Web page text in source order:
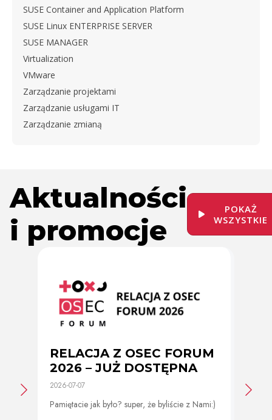
SUSE Container and Application Platform
SUSE Linux ENTERPRISE SERVER
SUSE MANAGER
Virtualization
VMware
Zarządzanie projektami
Zarządzanie usługami IT
Zarządzanie zmianą
Aktualności
i promocje
POKAŻ
WSZYSTKIE
RELACJA Z OSEC FORUM
2026 – JUŻ DOSTĘPNA
2026-07-07
Pamiętacie jak było? super, że byliście z Nami:)
2026-